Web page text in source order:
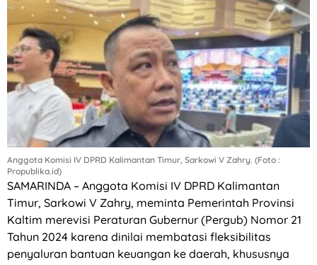
Anggota Komisi IV DPRD Kalimantan Timur, Sarkowi V Zahry. (Foto :
Propublika.id)
SAMARINDA – Anggota Komisi IV DPRD Kalimantan
Timur, Sarkowi V Zahry, meminta Pemerintah Provinsi
Kaltim merevisi Peraturan Gubernur (Pergub) Nomor 21
Tahun 2024 karena dinilai membatasi fleksibilitas
penyaluran bantuan keuangan ke daerah, khususnya